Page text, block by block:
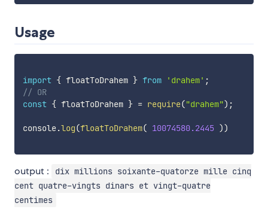
Usage
import { floatToDrahem } from 'drahem' ;
// OR
const { floatToDrahem } = require("drahem") ;
console.log(floatToDrahem( 10074580.2445 ))
output :
dix millions soixante-quatorze mille cinq
cent quatre-vingts dinars et vingt-quatre
centimes